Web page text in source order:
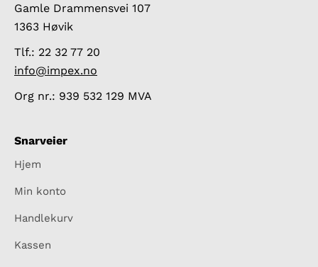
Gamle Drammensvei 107
1363 Høvik
Tlf.: 22 32 77 20
info@impex.no
Org nr.: 939 532 129 MVA
Snarveier
Hjem
Min konto
Handlekurv
Kassen